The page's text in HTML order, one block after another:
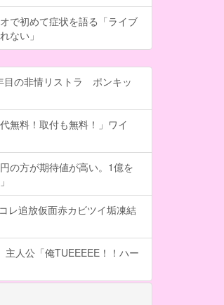
で初めて症状を語る「ライブ
ない」
目の非情リストラ ポンキッ
無料！取付も無料！」ワイ
の方が期待値が高い。1億を
レ追放仮面赤カビツイ垢凍結
人公「俺TUEEEEE！！ハー